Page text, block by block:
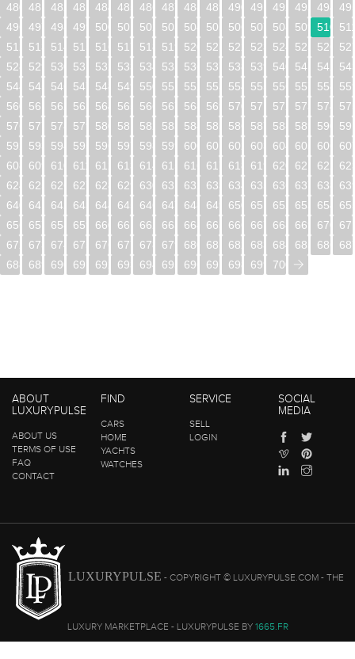
480
481 482 483 484 485 486 487 488 489 490 491 492 493 494
496
497 498 499 500 501 502 503 504 505 506 507 508 509 510
512
513 514 515 516 517 518 519 520 521 522 523 524 525 526
528
529 530 531 532 533 534 535 536 537 538 539 540 541 542
544
545 546 547 548 549 550 551 552 553 554 555 556 557 558
560
561 562 563 564 565 566 567 568 569 570 571 572 573 574
576
577 578 579 580 581 582 583 584 585 586 587 588 589 590
592
593 594 595 596 597 598 599 600 601 602 603 604 605 606
608
609 610 611 612 613 614 615 616 617 618 619 620 621 622
624
625 626 627 628 629 630 631 632 633 634 635 636 637 638
640
641 642 643 644 645 646 647 648 649 650 651 652 653 654
656
657 658 659 660 661 662 663 664 665 666 667 668 669 670
672
673 674 675 676 677 678 679 680 681 682 683 684 685 686
688
689 690 691 692 693 694 695 696 697 698 699 700
ABOUT
LUXURYPULSE
ABOUT US
TERMS OF USE
FAQ
CONTACT
FIND
CARS
HOME
YACHTS
WATCHES
SERVICE
SELL
LOGIN
SOCIAL
MEDIA
LUXURYPULSE - COPYRIGHT © LUXURYPULSE.COM - THE
LUXURY MARKETPLACE - LUXURYPULSE BY 1665.FR